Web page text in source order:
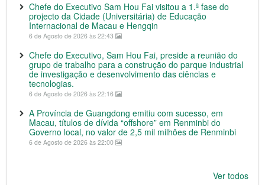
Chefe do Executivo Sam Hou Fai visitou a 1.ª fase do
projecto da Cidade (Universitária) de Educação
Internacional de Macau e Hengqin
6 de Agosto de 2026 às 22:43
Chefe do Executivo, Sam Hou Fai, preside a reunião do
grupo de trabalho para a construção do parque industrial
de investigação e desenvolvimento das ciências e
tecnologias.
6 de Agosto de 2026 às 22:16
A Província de Guangdong emitiu com sucesso, em
Macau, títulos de dívida “offshore” em Renminbi do
Governo local, no valor de 2,5 mil milhões de Renminbi
6 de Agosto de 2026 às 22:00
Ver todos